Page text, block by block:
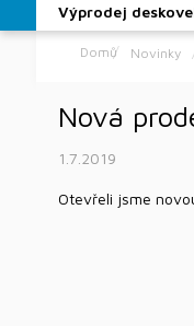
Výprodej
DomůNovinky
Nová
1.7.2019
Otevřeli jsme